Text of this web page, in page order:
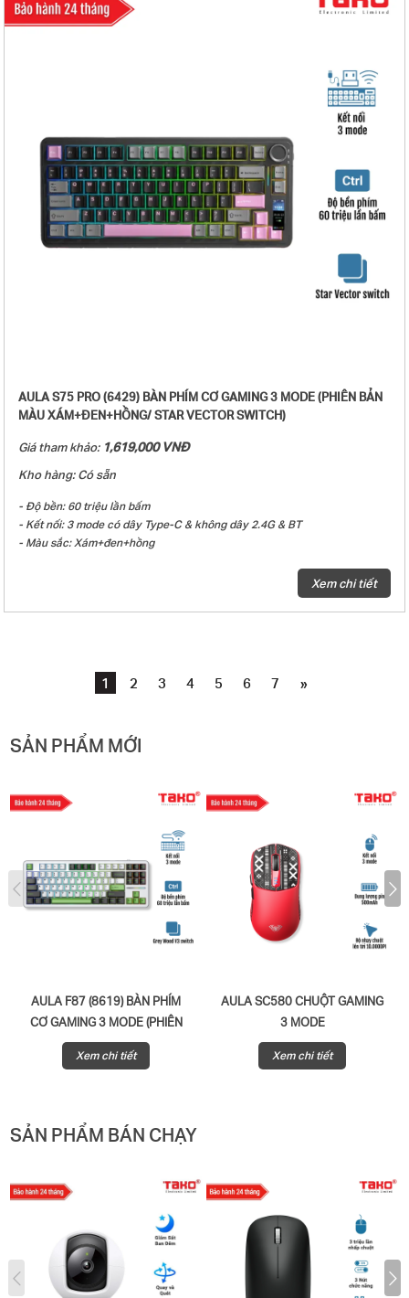
- Gasket mount
- Plate PC
- Điện áp/dòng sạc: DC 5V / ≤1500mA, thời gian sạc khoảng 14–16 giờ
- Dòng điện định mức: ≤380mA @3.7V (LED mặc định)/ ≤20mA (khi tắt
LED)
- Dung lượng pin: Pin 10.000mAh (2*5000mAh)
- Thời gian sử dụng sau khi sạc đầy pin: ≥31 giờ (LED mặc định)/ ≥600 giờ
(tắt LED)
- Giao diện sạc: Giao diện Type-C
- Tốc độ phản hồi: Chế độ có dây 8000Hz, chế độ 2.4G 1000Hz, chế độ
Bluetooth 125Hz.
- Trọng lượng: Khoảng 1329g (không bao gồm dây cáp/receiver), khoảng
- Kích thước bàn phím: 442.90 (Dài) × 139.41 (Rộng) × 43.19 (Cao) ±0.5mm
AULA S75 PRO (6429) BÀN PHÍM CƠ GAMING 3 MODE (PHIÊN BẢN
MÀU XÁM+ĐEN+HỒNG/ STAR VECTOR SWITCH)
Giá tham khảo: 1,619,000 VNĐ
Kho hàng: Có sẵn
- Độ bền: 60 triệu lần bấm
- Kết nối: 3 mode có dây Type-C & không dây 2.4G & BT
- Màu sắc: Xám+đen+hồng
- Hiệu ứng âm thanh khi gõ phím: Linear
- Núm xoay đa chức năng
- Màn hình hiển thị thông tin và hình ảnh
- Điện áp/dòng sạc: DC 5V-1500mA, thời gian sạc khoảng 4 tiếng
mặc định) và khoảng 80 giờ (tắt led)
- Kích thước bàn phím (L x W x H): 327.69 × 143.17 × 43.26 ± 0.5 mm
- Trọng lượng: Khoảng 958,5g (không có cáp/bộ thu)/ 1007,5g (với cáp/bộ
- Hệ điều hành tương thích: WINXP/WIN7/WIN8/WIN10/Android/IOS/MAC
- Phụ kiện kèm theo: Sách hướng dẫn sử dụng + Dây USB type-C + Bộ
vệ sinh phím + Dụng cụ thay switch + (1-4) switch tặng kèm
Xem chi tiết
1 2 3 4 5 6 7 »
SẢN PHẨM MỚI
AULA F87 (8619) BÀN PHÍM
CƠ GAMING 3 MODE (PHIÊN
BẢN ĐEN + TRẮNG + XANH
LÁ/ GREY WOOD V3 SWITCH)
Xem chi tiết
AULA SC580 CHUỘT GAMING
3 MODE
Xem chi tiết
SẢN PHẨM BÁN CHẠY